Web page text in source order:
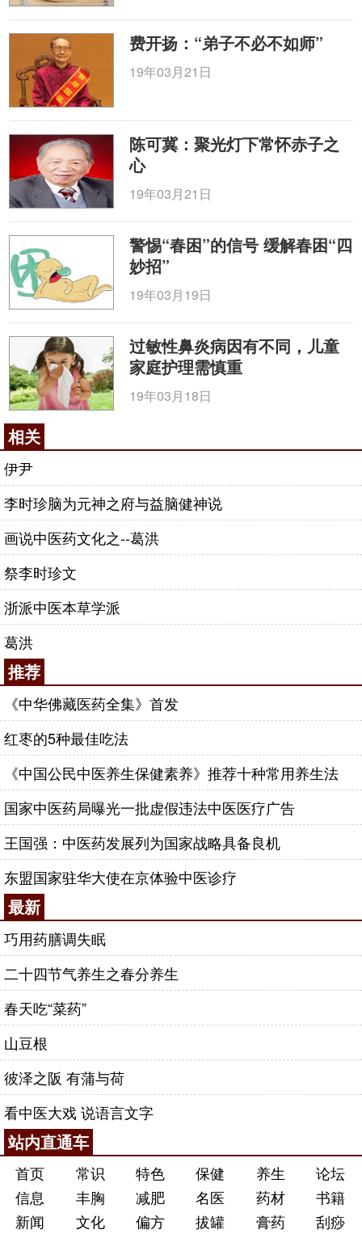
费开扬：“弟子不必不如师”
19年03月21日
陈可冀：聚光灯下常怀赤子之
心
19年03月21日
警惕“春困”的信号 缓解春困“四
妙招”
19年03月19日
过敏性鼻炎病因有不同，儿童
家庭护理需慎重
19年03月18日
相关
伊尹
李时珍脑为元神之府与益脑健神说
画说中医药文化之--葛洪
祭李时珍文
浙派中医本草学派
葛洪
推荐
《中华佛藏医药全集》首发
红枣的5种最佳吃法
《中国公民中医养生保健素养》推荐十种常用养生法
国家中医药局曝光一批虚假违法中医医疗广告
王国强：中医药发展列为国家战略具备良机
东盟国家驻华大使在京体验中医诊疗
最新
巧用药膳调失眠
二十四节气养生之春分养生
春天吃“菜药”
山豆根
彼泽之阪 有蒲与荷
看中医大戏 说语言文字
站内直通车
首页 常识 特色 保健 养生
论坛
信息
丰胸 减肥 名医 药材
书籍
新闻
文化 偏方 拔罐 膏药
刮痧